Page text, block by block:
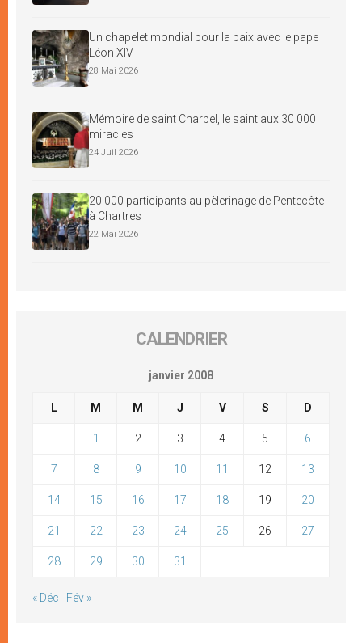
Un chapelet mondial pour la paix avec le pape
Léon XIV
28 Mai 2026
Mémoire de saint Charbel, le saint aux 30 000
miracles
24 Juil 2026
20 000 participants au pèlerinage de Pentecôte
à Chartres
22 Mai 2026
CALENDRIER
janvier 2008
L M M J V S D
1 2 3 4 5 6
7 8 9 10 11 12 13
14 15 16 17 18 19 20
21 22 23 24 25 26 27
28 29 30 31
« Déc Fév »